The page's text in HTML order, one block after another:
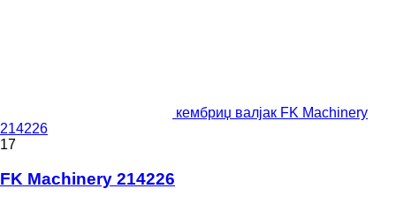
кембриџ валјак FK Machinery
214226
17
FK Machinery 214226